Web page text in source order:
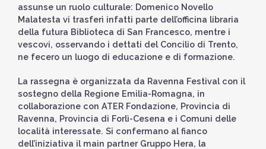
assunse un ruolo culturale: Domenico Novello
Malatesta vi trasferì infatti parte dell’officina libraria
della futura Biblioteca di San Francesco, mentre i
vescovi, osservando i dettati del Concilio di Trento,
ne fecero un luogo di educazione e di formazione.
La rassegna è organizzata da Ravenna Festival con il
sostegno della Regione Emilia-Romagna, in
collaborazione con ATER Fondazione, Provincia di
Ravenna, Provincia di Forlì-Cesena e i Comuni delle
località interessate. Si confermano al fianco
dell’iniziativa il main partner Gruppo Hera, la